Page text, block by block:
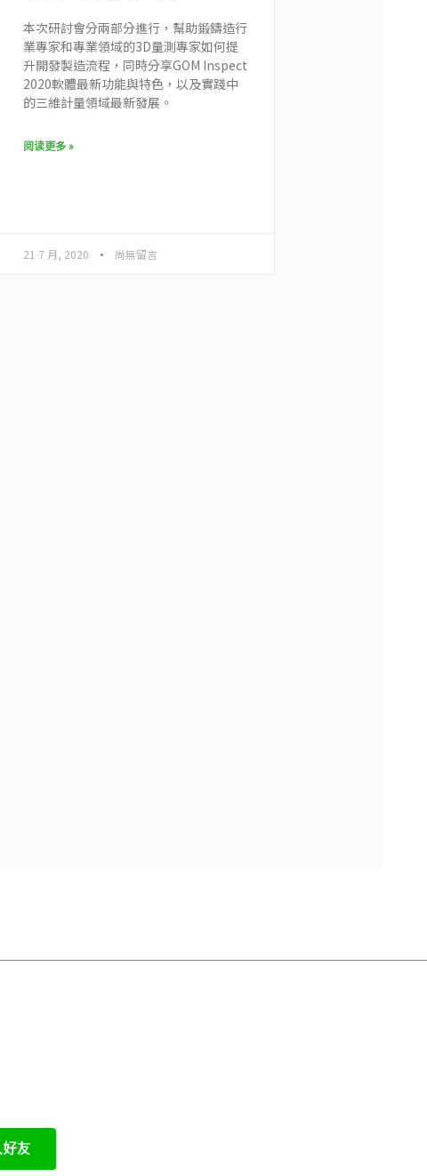
本次研討會分兩部分進行，幫助鍛鑄造行
業專家和專業領域的3D量測專家如何提
升開發製造流程，同時分享GOM Inspect
2020軟體最新功能與特色，以及實踐中
的三維計量領域最新發展。
阅读更多 »
21 7 月, 2020 尚無留言